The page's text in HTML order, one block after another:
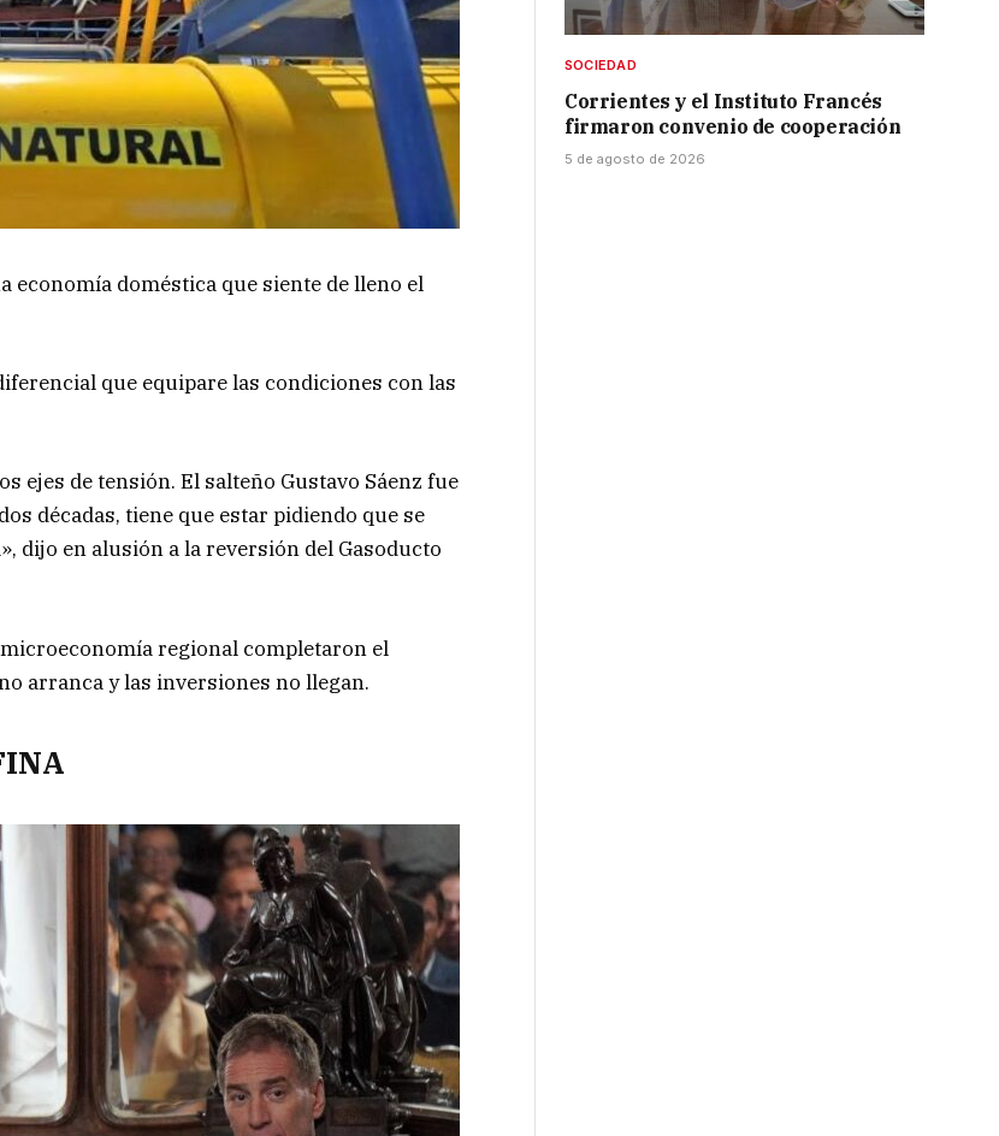
economía doméstica que siente de lleno el
que equipare las condiciones con las
ejes de tensión. El salteño Gustavo Sáenz fue
décadas, tiene que estar pidiendo que se
dijo en alusión a la reversión del Gasoducto
regional completaron el
arranca y las inversiones no llegan.
SOCIEDAD
Corrientes y el Instituto Francés
firmaron convenio de cooperación
5 de agosto de 2026